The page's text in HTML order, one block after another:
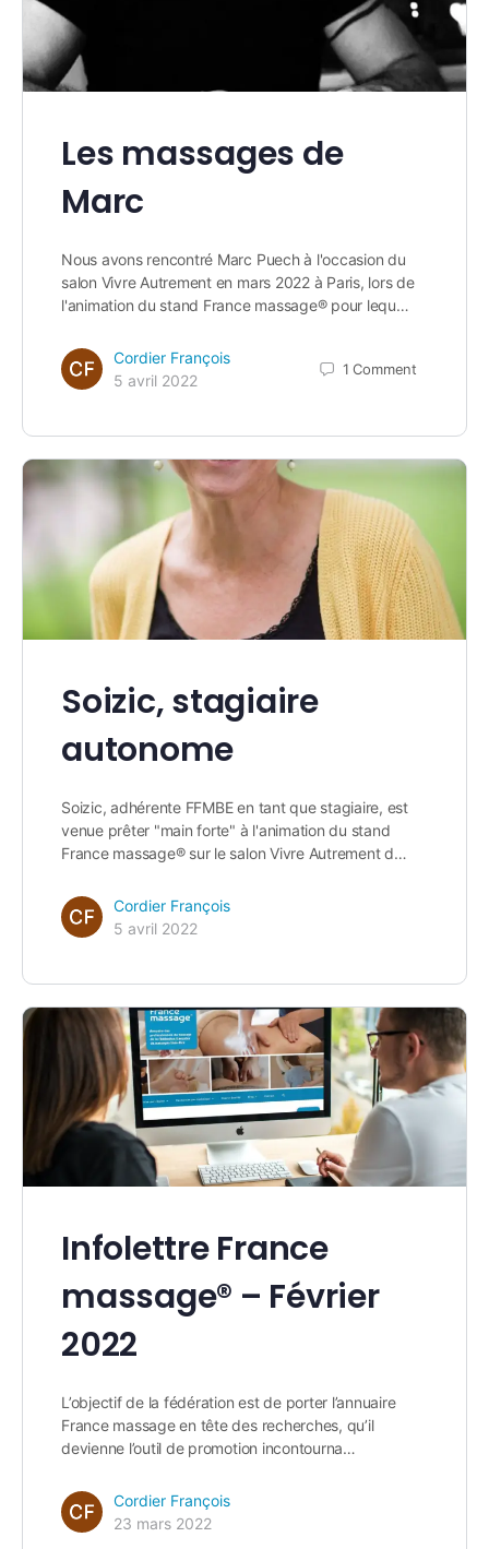
Les massages de
Marc
Nous avons rencontré Marc Puech à l'occasion du
salon Vivre Autrement en mars 2022 à Paris, lors de
l'animation du stand France massage® pour lequ…
Cordier François
5 avril 2022
1Comment
Soizic, stagiaire
autonome
Soizic, adhérente FFMBE en tant que stagiaire, est
venue prêter "main forte" à l'animation du stand
France massage® sur le salon Vivre Autrement d…
Cordier François
5 avril 2022
Infolettre France
massage® – Février
2022
L’objectif de la fédération est de porter l’annuaire
France massage en tête des recherches, qu’il
devienne l’outil de promotion incontourna…
Cordier François
23 mars 2022